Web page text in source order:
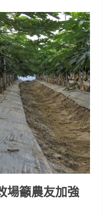
場籲農友加強